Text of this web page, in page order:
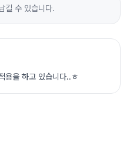
길 수 있습니다.
용을 하고 있습니다..ㅎ